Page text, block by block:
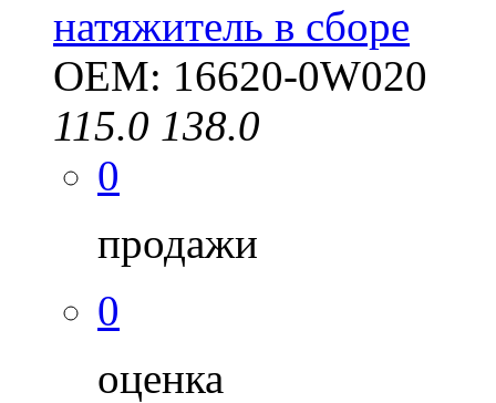
натяжитель в сборе
OEM: 16620-0W020
115.0 138.0
0
продажи
0
оценка